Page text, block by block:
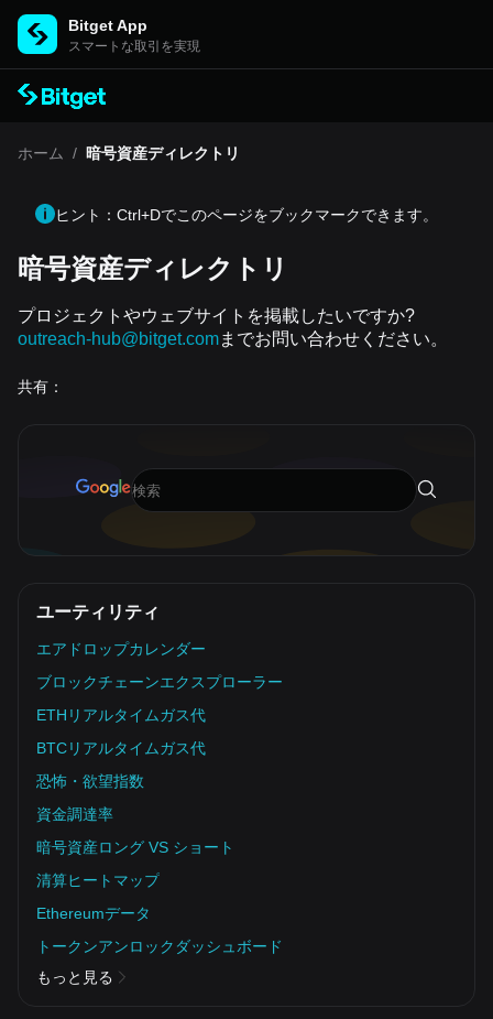
Bitget App
スマートな取引を実現
ホーム / 暗号資産ディレクトリ
暗号資産ディレクトリ
プロジェクトやウェブサイトを掲載したいですか?
outreach-hub@bitget.comまでお問い合わせください。
共有：
ヒント：Ctrl+Dでこのページをブックマークできます。
ユーティリティ
エアドロップカレンダー
ブロックチェーンエクスプローラー
ETHリアルタイムガス代
BTCリアルタイムガス代
恐怖・欲望指数
資金調達率
暗号資産ロング VS ショート
清算ヒートマップ
Ethereumデータ
トークンアンロックダッシュボード
もっと見る